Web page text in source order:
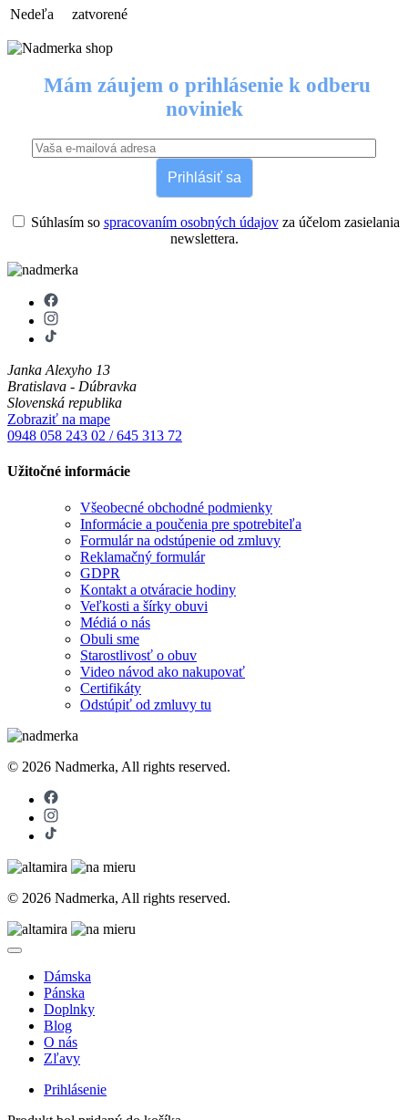
Nedeľa zatvorené
Mám záujem o prihlásenie k odberu
noviniek
Prihlásiť sa
Súhlasím so spracovaním osobných údajovza účelom zasielania
newslettera.
Janka Alexyho 13
Bratislava - Dúbravka
Slovenská republika
Zobraziť na mape
0948 058 243 02 / 645 313 72
Užitočné informácie
Všeobecné obchodné podmienky
Informácie a poučenia pre spotrebiteľa
Formulár na odstúpenie od zmluvy
Reklamačný formulár
GDPR
Kontakt a otváracie hodiny
Veľkosti a šírky obuvi
Médiá o nás
Obuli sme
Starostlivosť o obuv
Video návod ako nakupovať
Certifikáty
Odstúpiť od zmluvy tu
© 2026 Nadmerka, All rights reserved.
© 2026 Nadmerka, All rights reserved.
Dámska
Pánska
Doplnky
Blog
O nás
Zľavy
Prihlásenie